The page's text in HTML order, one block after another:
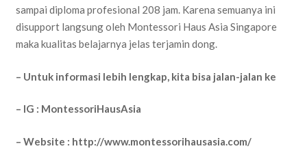
sampai diploma profesional 208 jam. Karena semuanya ini
disupport langsung oleh Montessori Haus Asia Singapore
maka kualitas belajarnya jelas terjamin dong.
– Untuk informasi lebih lengkap, kita bisa jalan-jalan ke
– IG : MontessoriHausAsia
– Website : http://www.montessorihausasia.com/